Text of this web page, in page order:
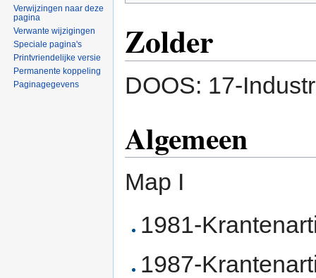
Zolder
DOOS: 17-
Algemeen
Map I
1981-
1987-
Verwijzingen naar deze
pagina
Verwante wijzigingen
Speciale pagina's
Printvriendelijke versie
Permanente koppeling
Paginagegevens